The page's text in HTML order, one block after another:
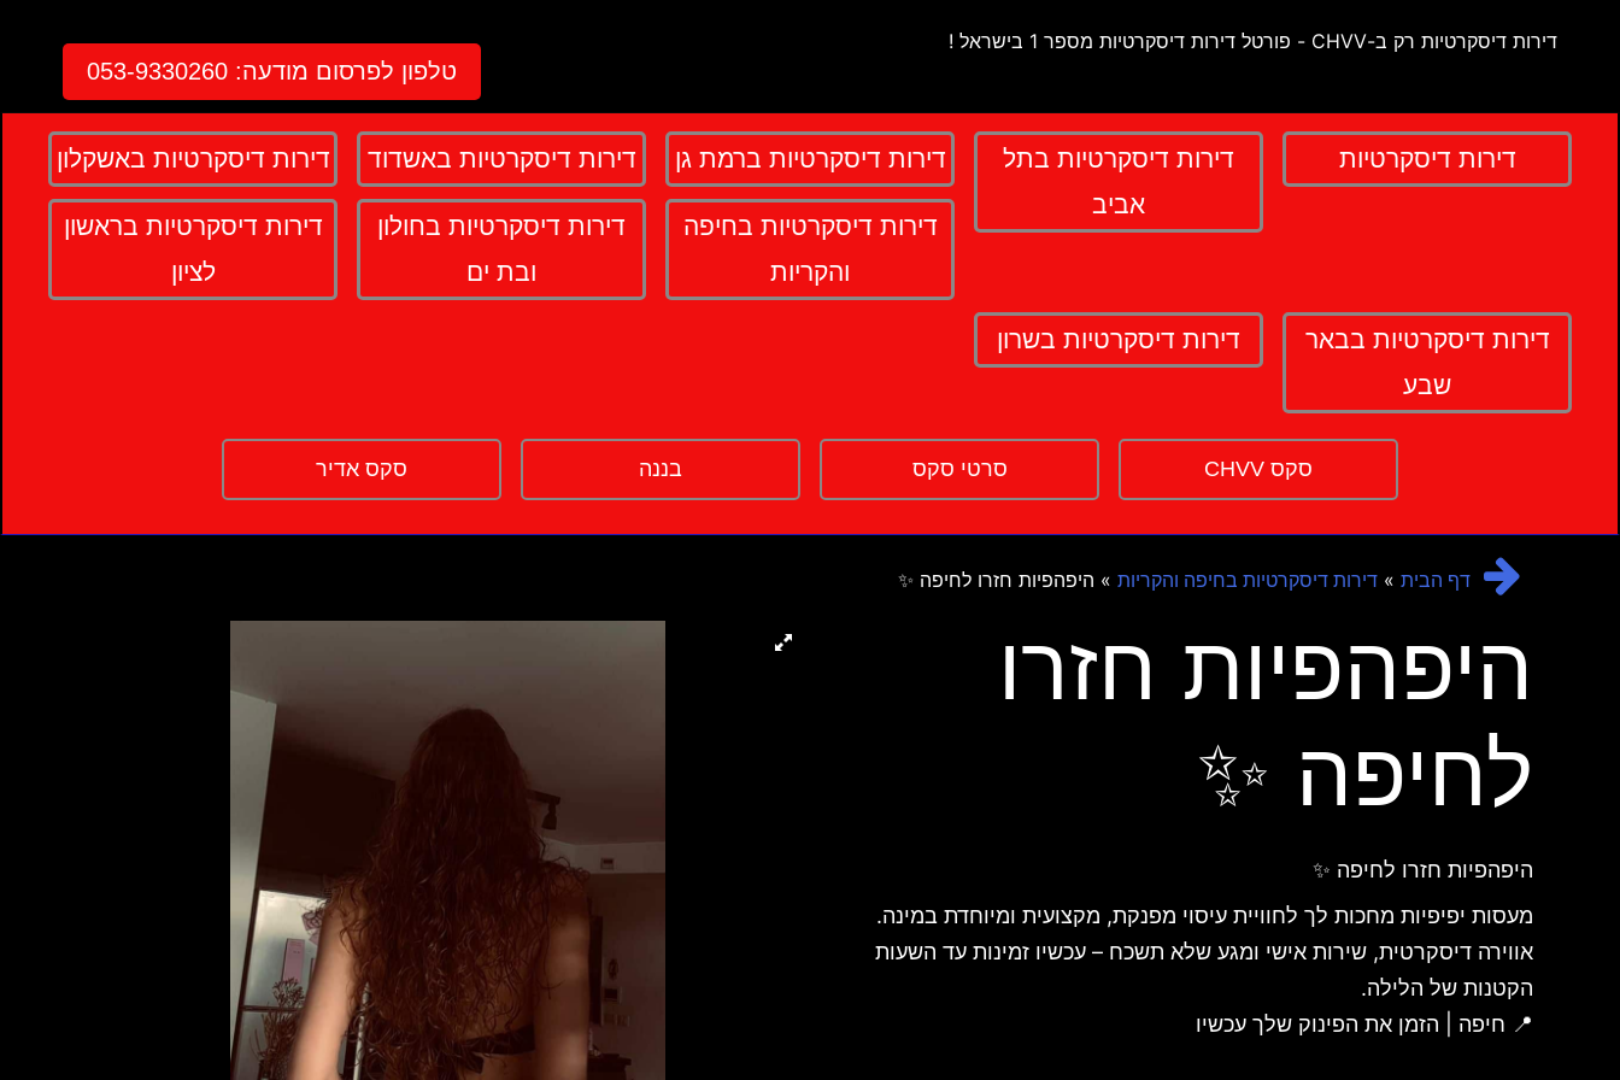
דירות דיסקרטיות רק ב-CHVV - פורטל דירות דיסקרטיות מספר 1 בישראל !
טלפון לפרסום מודעה: 053-9330260
דירות דיסקרטיות
דירות דיסקרטיות בתל
אביב
דירות דיסקרטיות ברמת גן דירות דיסקרטיות באשדוד דירות דיסקרטיות באשקלון
דירות דיסקרטיות בחיפה
והקריות
דירות דיסקרטיות בחולון
ובת ים
דירות דיסקרטיות בראשון
לציון
דירות דיסקרטיות בבאר
שבע
דירות דיסקרטיות בשרון
סקס CHVV סרטי סקס בננה סקס אדיר
דף הבית » דירות דיסקרטיות בחיפה והקריות » היפהפיות חזרו לחיפה ✨
היפהפיות חזרו
לחיפה ✨
היפהפיות חזרו לחיפה ✨
מעסות יפיפיות מחכות לך לחוויית עיסוי מפנקת, מקצועית ומיוחדת במינה.
אווירה דיסקרטית, שירות אישי ומגע שלא תשכח – עכשיו זמינות עד השעות
הקטנות של הלילה.
📍 חיפה | הזמן את הפינוק שלך עכשיו